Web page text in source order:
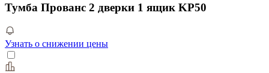
Тумба Прованс 2 дверки 1 ящик KP50
Узнать о снижении цены